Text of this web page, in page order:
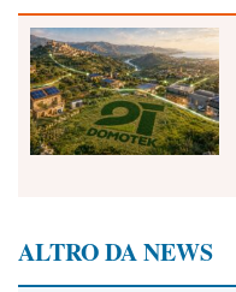
ALTRO DA NEWS